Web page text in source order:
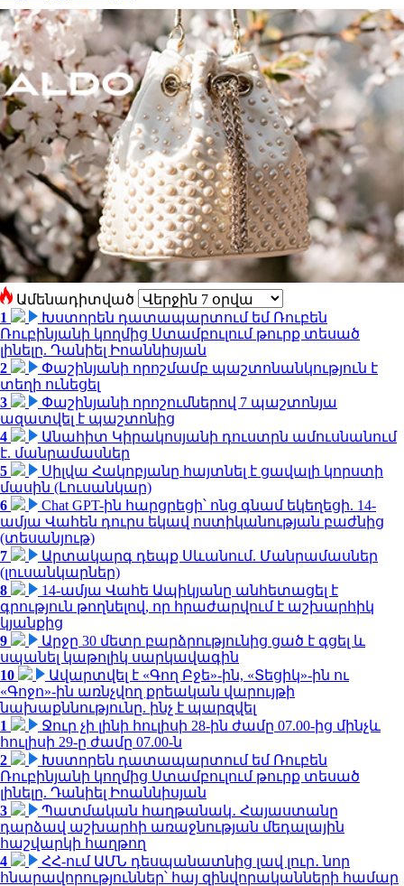
Ամենադիտված
1
Խստորեն դատապարտում եմ Ռուբեն
Ռուբինյանի կողմից Ստամբուլում թուրք տեսած
լինելը. Դանիել Իոաննիսյան
2
Փաշինյանի որոշմամբ պաշտոնանկություն է
տեղի ունեցել
3
Փաշինյանի որոշումներով 7 պաշտոնյա
ազատվել է պաշտոնից
4
Անահիտ Կիրակոսյանի դուստրն ամուսնանում
է. մանրամասներ
5
Սիլվա Հակոբյանը հայտնել է ցավալի կորստի
մասին (Լուսանկար)
6
Chat GPT-ին հարցրեցի՝ ոնց գնամ եկեղեցի. 14-
ամյա Վահեն դուրս եկավ ոստիկանության բաժնից
(տեսանյութ)
7
Արտակարգ դեպք Սևանում. Մանրամասներ
(լուսանկարներ)
8
14-ամյա Վահե Ապիկյանը անհետացել է
գրություն թողնելով, որ հրաժարվում է աշխարհիկ
կյանքից
9
Արջը 30 մետր բարձրությունից ցած է գցել և
սպանել կաթոլիկ սարկավագին
10
Ավարտվել է «Գող Բջե»-ին, «Տեցիկ»-ին ու
«Գոջո»-ին առնչվող քրեական վարույթի
նախաքննությունը. ինչ է պարզվել
1
Ջուր չի լինի հուլիսի 28-ին ժամը 07.00-ից մինչև
հուլիսի 29-ը ժամը 07.00-ն
2
Խստորեն դատապարտում եմ Ռուբեն
Ռուբինյանի կողմից Ստամբուլում թուրք տեսած
լինելը. Դանիել Իոաննիսյան
3
Պատմական հաղթանակ․ Հայաստանը
դարձավ աշխարհի առաջնության մեդալային
հաշվարկի հաղթող
4
ՀՀ-ում ԱՄՆ դեսպանատնից լավ լուր․ նոր
հնարավորություններ՝ հայ զինվորականների համար